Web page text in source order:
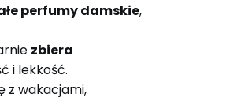
perfumy damskie,
zbiera
i lekkość.
z wakacjami,